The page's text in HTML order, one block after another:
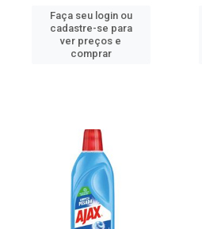
Faça seu login ou
cadastre-se para
ver preços e
comprar